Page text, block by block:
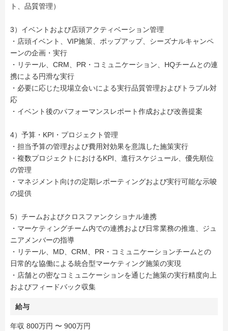
ト、品質管理）
3）イベントおよび店頭アクティベーション管理
・店頭イベント、VIP施策、ポップアップ、シーズナルキャンペ
ーンの企画・実行
・リテール、CRM、PR・コミュニケーション、HQチームとの連
携による円滑な実行
・必要に応じた現場立会いによる実行品質管理およびトラブル対
応
・イベント後のパフォーマンスレポート作成および改善提案
4）予算・KPI・プロジェクト管理
・担当予算の管理および費用対効果を意識した施策実行
・複数プロジェクトにおけるKPI、進行スケジュール、優先順位
の管理
・マネジメント向けの定期レポーティングおよび実行可能な示唆
の提供
5）チームおよびクロスファンクショナル連携
・マーケティングチーム内での連携および日常業務の推進、ジュ
ニアメンバーの指導
・リテール、MD、CRM、PR・コミュニケーションチームとの
日常的な協働による統合型マーケティング施策の実現
・店舗との密なコミュニケーションを通じた施策の実行精度向上
およびフィードバック収集
給与
年収 800万円 〜 900万円